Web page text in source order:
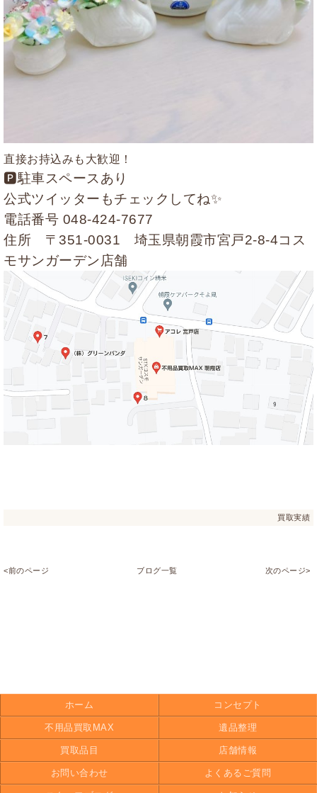
直接お持込みも大歓迎！
🅿駐車スペースあり
公式ツイッターもチェックしてね✨
電話番号 048-424-7677
住所 〒351-0031 埼玉県朝霞市宮戸2-8-4コス
モサンガーデン店舗
買取実績
<前のページ ブログ一覧 次のページ>
ホーム コンセプト
不用品買取MAX 遺品整理
買取品目 店舗情報
お問い合わせ よくあるご質問